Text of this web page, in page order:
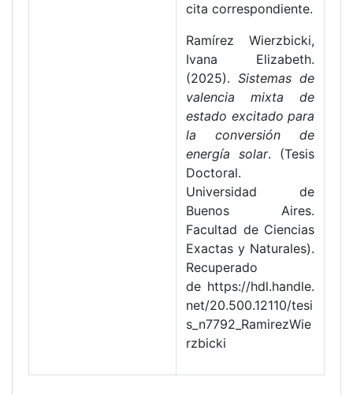
cita correspondiente.
Ramírez Wierzbicki,
Ivana Elizabeth.
(2025). Sistemas de
valencia mixta de
estado excitado para
la conversión de
energía solar. (Tesis
Doctoral.
Universidad de
Buenos Aires.
Facultad de Ciencias
Exactas y Naturales).
Recuperado
de https://hdl.handle.
net/20.500.12110/tesi
s_n7792_RamirezWie
rzbicki